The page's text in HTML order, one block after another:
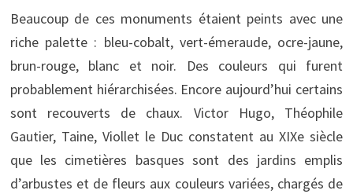
Beaucoup de ces monuments étaient peints avec une
riche palette : bleu-cobalt, vert-émeraude, ocre-jaune,
brun-rouge, blanc et noir. Des couleurs qui furent
probablement hiérarchisées. Encore aujourd’hui certains
sont recouverts de chaux. Victor Hugo, Théophile
Gautier, Taine, Viollet le Duc constatent au XIXe siècle
que les cimetières basques sont des jardins emplis
d’arbustes et de fleurs aux couleurs variées, chargés de